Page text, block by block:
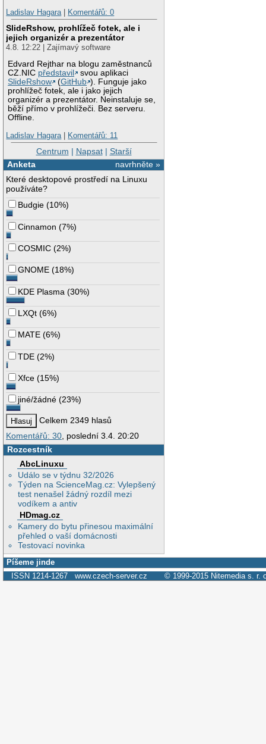
Ladislav Hagara| Komentářů: 0
SlideRshow, prohlížeč fotek, ale i
jejich organizér a prezentátor
4.8. 12:22 | Zajímavý software
Edvard Rejthar na blogu zaměstnanců
CZ.NIC představil
svou aplikaci
SlideRshow
(GitHub ). Funguje jako
prohlížeč fotek, ale i jako jejich
organizér a prezentátor. Neinstaluje se,
běží přímo v prohlížeči. Bez serveru.
Offline.
Ladislav Hagara| Komentářů: 11
Centrum | Napsat| Starší
navrhněte »
Anketa
Které desktopové prostředí na Linuxu
používáte?
Budgie (10%)
Cinnamon (7%)
COSMIC (2%)
GNOME (18%)
KDE Plasma (30%)
LXQt (6%)
MATE (6%)
TDE (2%)
Xfce (15%)
jiné/žádné (23%)
Celkem 2349 hlasů
Komentářů: 30 , poslední 3.4. 20:20
Rozcestník
AbcLinuxu
Událo se v týdnu 32/2026
Týden na ScienceMag.cz: Vylepšený
test nenašel žádný rozdíl mezi
vodíkem a antiv
HDmag.cz
Kamery do bytu přinesou maximální
přehled o vaší domácnosti
Testovací novinka
Píšeme jinde
ISSN 1214-1267 www.czech-server.cz © 1999-2015 Nitemedia s. r.